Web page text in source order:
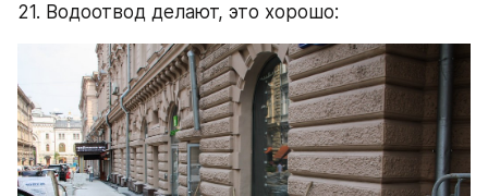
21. Водоотвод делают, это хорошо: